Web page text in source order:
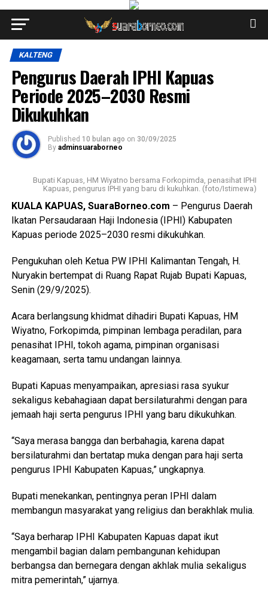
KALTENG
Pengurus Daerah IPHI Kapuas
Periode 2025–2030 Resmi
Dikukuhkan
Published 10 bulan ago on 30/09/2025
By adminsuaraborneo
Bupati Kapuas, HM Wiyatno bersama Forkopimda, penasihat IPHI
Kapuas, pengurus IPHI yang baru di kukuhkan. (foto/Istimewa)
KUALA KAPUAS, SuaraBorneo.com – Pengurus Daerah
Ikatan Persaudaraan Haji Indonesia (IPHI) Kabupaten
Kapuas periode 2025–2030 resmi dikukuhkan.
Pengukuhan oleh Ketua PW IPHI Kalimantan Tengah, H.
Nuryakin bertempat di Ruang Rapat Rujab Bupati Kapuas,
Senin (29/9/2025).
Acara berlangsung khidmat dihadiri Bupati Kapuas, HM
Wiyatno, Forkopimda, pimpinan lembaga peradilan, para
penasihat IPHI, tokoh agama, pimpinan organisasi
keagamaan, serta tamu undangan lainnya.
Bupati Kapuas menyampaikan, apresiasi rasa syukur
sekaligus kebahagiaan dapat bersilaturahmi dengan para
jemaah haji serta pengurus IPHI yang baru dikukuhkan.
“Saya merasa bangga dan berbahagia, karena dapat
bersilaturahmi dan bertatap muka dengan para haji serta
pengurus IPHI Kabupaten Kapuas,” ungkapnya.
Bupati menekankan, pentingnya peran IPHI dalam
membangun masyarakat yang religius dan berakhlak mulia.
“Saya berharap IPHI Kabupaten Kapuas dapat ikut
mengambil bagian dalam pembangunan kehidupan
berbangsa dan bernegara dengan akhlak mulia sekaligus
mitra pemerintah,” ujarnya.